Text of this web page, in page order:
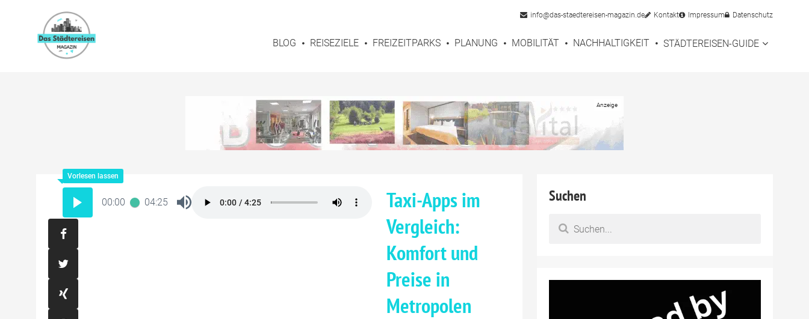
info@das-staedtereisen-magazin.de Kontakt Impressum Datenschutz
BLOG REISEZIELE FREIZEITPARKS PLANUNG MOBILITÄT NACHHALTIGKEIT STÄDTEREISEN-GUIDE
00:00 04:25
Taxi-Apps im
Vergleich:
Komfort und
Preise in
Metropolen
Suchen